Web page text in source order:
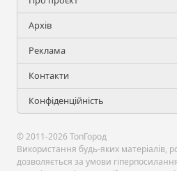
Архів
Реклама
Контакти
Конфіденційність
© 2011-2026 ТопГород
Використання будь-яких матеріалів,
дозволяється за умови